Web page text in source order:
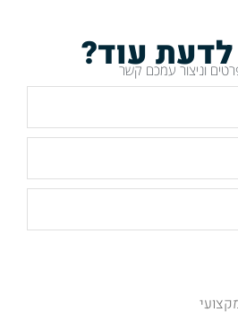
לדעת עוד?
וניצור עמכם קשר